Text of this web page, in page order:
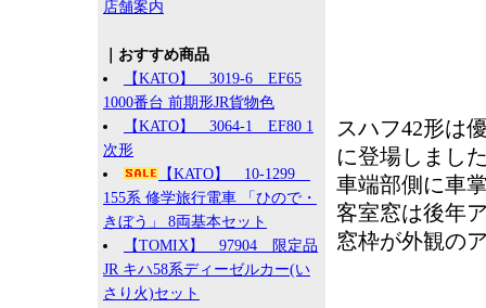
店舗案内
｜おすすめ商品
【KATO】 3019-6 EF65
1000番台 前期形JR貨物色
【KATO】 3064-1 EF80 1
次形
【KATO】 10-1299
155系 修学旅行電車 「ひので・
きぼう」 8両基本セット
【TOMIX】 97904 限定品
JR キハ58系ディーゼルカー(い
さり火)セット
スハフ42形は
に登場しまし
車端部側に車
客室窓は後年
窓枠が外観の